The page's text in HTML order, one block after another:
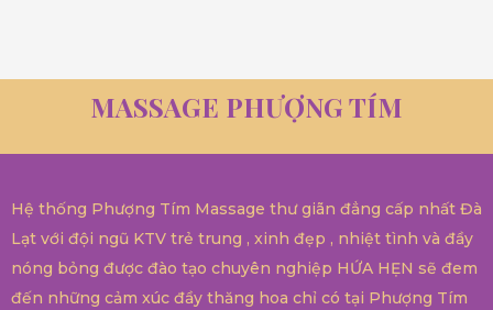
MASSAGE PHƯỢNG TÍM
Hệ thống Phượng Tím Massage thư giãn đẳng cấp nhất Đà
Lạt với đội ngũ KTV trẻ trung , xinh đẹp , nhiệt tình và đầy
nóng bỏng được đào tạo chuyên nghiệp HỨA HẸN sẽ đem
đến những cảm xúc đầy thăng hoa chỉ có tại Phượng Tím